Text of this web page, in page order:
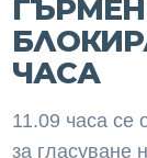
ЧАСА
11.09 часа се
за гласуване